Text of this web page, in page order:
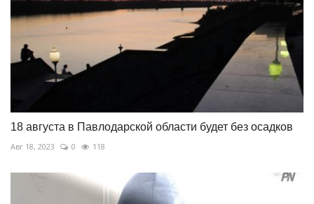
18 августа в Павлодарской области будет без осадков
Авг 18, 2023 0 118